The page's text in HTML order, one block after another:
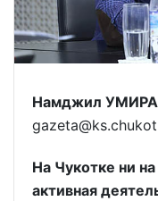
Намджил
На Чукотке ни
активная